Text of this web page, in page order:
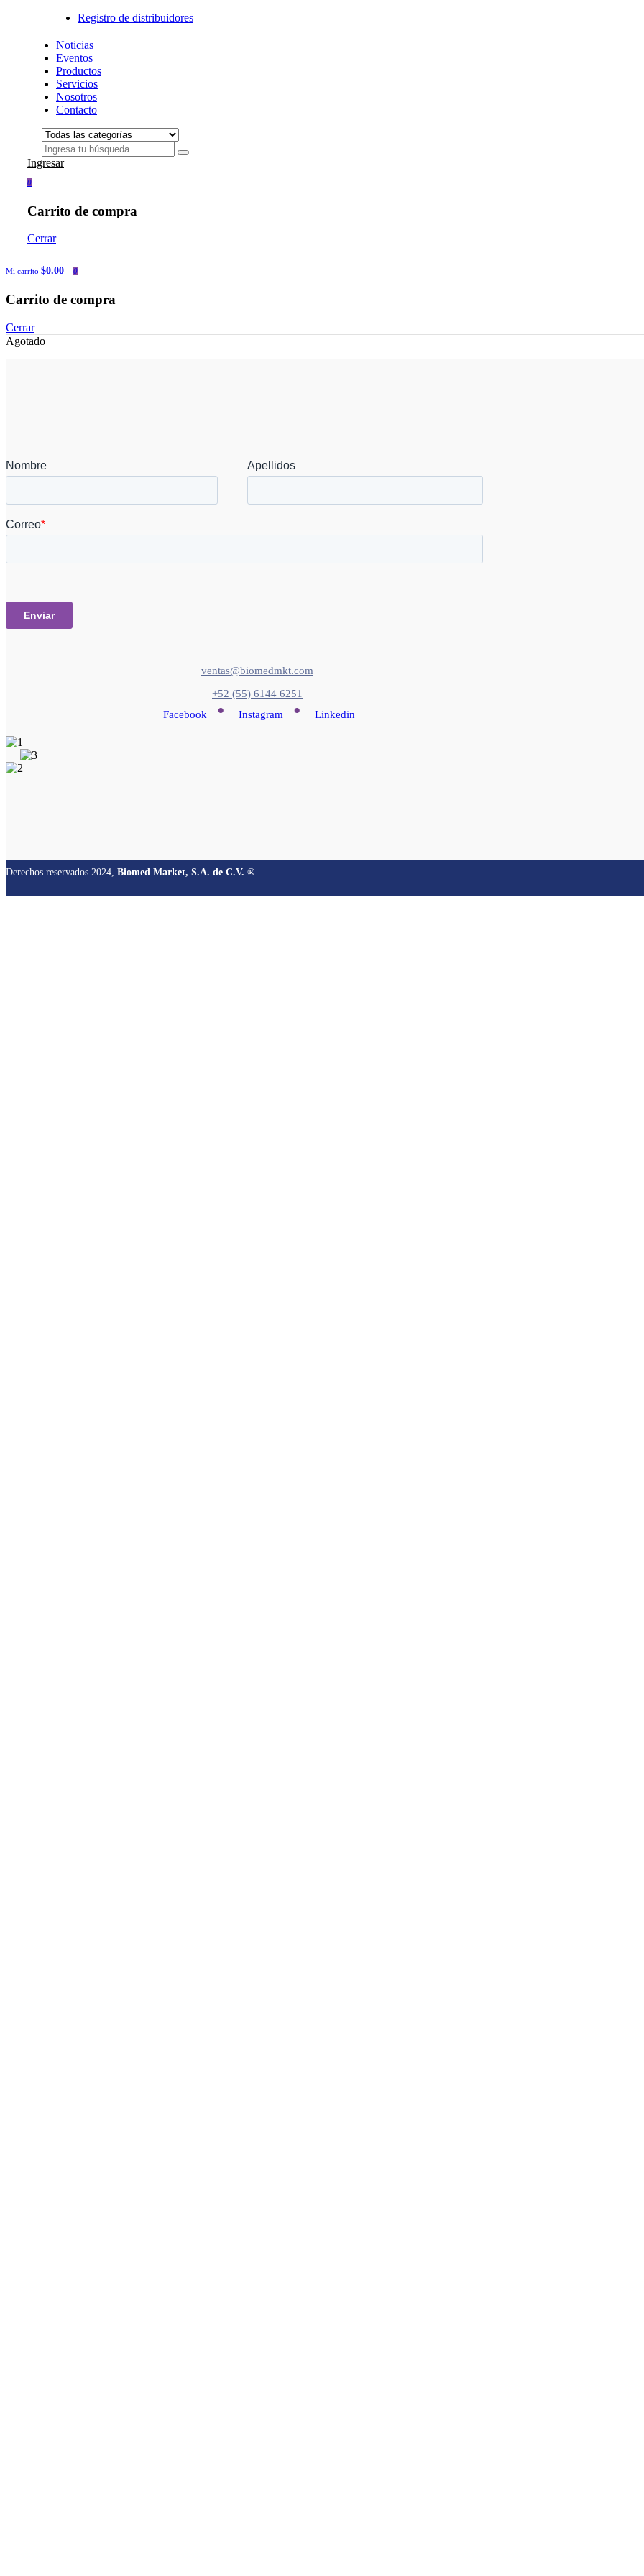
Registro de distribuidores
Noticias
Eventos
Productos
Servicios
Nosotros
Contacto
Ingresar
0
Carrito de compra
Cerrar
Mi carrito $0.00 0
Carrito de compra
Cerrar
Agotado
ventas@biomedmkt.com
+52 (55) 6144 6251
Facebook
• Instagram • Linkedin
Derechos reservados 2024, Biomed Market, S.A. de C.V. ®